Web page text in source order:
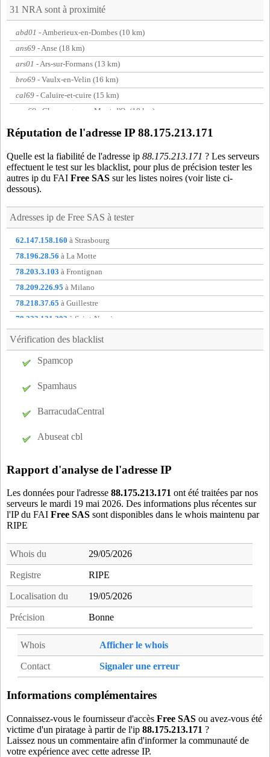
31 NRA sont à proximité
abd01 - Amberieux-en-Dombes (10 km)
ans69 - Anse (18 km)
ars01 - Ars-sur-Formans (13 km)
bro69 - Vaulx-en-Velin (16 km)
cal69 - Caluire-et-cuire (15 km)
cap69 - Champagne-au-Mont-d'Or (18 km)
civ69
- Chazay-d'Azergues (19 km)
dec69- Decines-charpieu (19 km)
far01 - Fareins (18 km)
fon69- Fontaines-sur-Saone (12 km)
jas01- Jassans-Riottier (17 km)
jon69- Jons (15 km)
lis69- Lissieu (17 km)
mas01- Massieux (9 km)
mex01- Meximieux (19 km)
mey69- Meyzieu (17 km)
mne69- Lyon (19 km)
mtl01- Montluel (11 km)
neu69- Neuville-sur-saone (10 km)
s5c69
- Saint-Cyr-au-Mont-d'Or (15 km)
sta01
tok69
- Villeurbanne (17 km)
v1a38
- Villette-d'Anthon (19 km)
vfc69- Villefranche-sur-saone (19 km)
vil69
- Villeurbanne (17 km)
vld01- Villars-les-Dombes (11 km)
Réputation de l'adresse IP 88.175.213.171
Quelle est la fiabilité de l'adresse ip 88.175.213.171 ? Les serveurs
effectuent le test sur les blacklist, pour plus de précision tester les
autres ip du FAI Free SAS sur les listes noires (voir liste ci-
dessous).
Adresses ip de Free SAS à tester
62.147.158.160 à Strasbourg
78.196.28.56 à La Motte
78.203.3.103 à Frontignan
78.209.226.95 à Milano
78.218.37.65 à Guillestre
78.223.131.203 à Saint-Nazaire
78.239.132.76
à Beaumont-sur-Oise
82.239.143.170à Marseille 12
82.255.77.191à non communique
83.152.116.24
Vérification des blacklist
Spamcop
Spamhaus
BarracudaCentral
Abuseat cbl
Rapport d'analyse de l'adresse IP
Les données pour l'adresse 88.175.213.171 ont été traitées par nos
serveurs le mardi 19 mai 2026. Des informations plus récentes sur
l'IP du FAI Free SAS sont disponibles dans le whois maintenu par
RIPE
Whois du 29/05/2026
Registre RIPE
Localisation du 19/05/2026
Précision Bonne
Whois Afficher le whois
Contact Signaler une erreur
Informations complémentaires
Connaissez-vous le fournisseur d'accès Free SAS ou avez-vous été
victime d'un piratage à partir de l'ip 88.175.213.171 ?
Laissez nous un commentaire afin d'informer la communauté de
votre expérience avec cette adresse IP.